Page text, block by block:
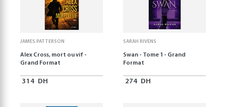
JAMES PATTERSON
Alex Cross, mort ou vif -
Grand Format
314 DH
SARAH RIVENS
Swan - Tome 1 - Grand
Format
274 DH